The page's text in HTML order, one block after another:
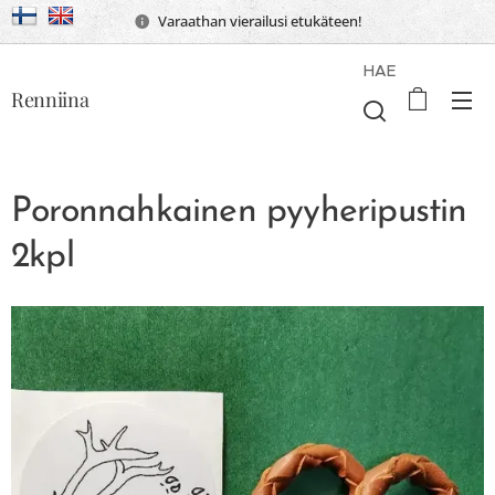
Varaathan vierailusi etukäteen!
Renniina
HAE
Poronnahkainen pyyheripustin
2kpl